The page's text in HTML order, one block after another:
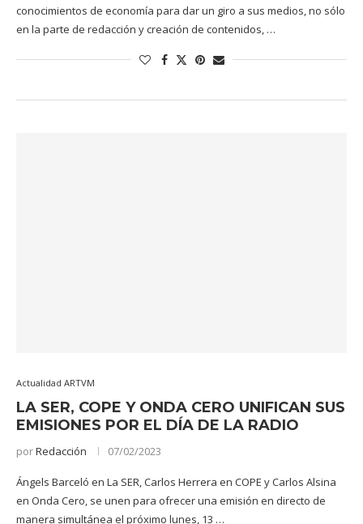
conocimientos de economía para dar un giro a sus medios, no sólo
en la parte de redacción y creación de contenidos, …
Actualidad ARTVM
LA SER, COPE Y ONDA CERO UNIFICAN SUS
EMISIONES POR EL DÍA DE LA RADIO
porRedacción 07/02/2023
Ángels Barceló en La SER, Carlos Herrera en COPE y Carlos Alsina
en Onda Cero, se unen para ofrecer una emisión en directo de
manera simultánea el próximo lunes, 13 …